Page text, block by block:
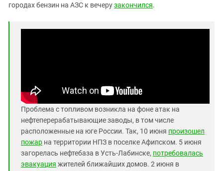
городах бензин на АЗС к вечерузакончился.
Проблема с топливом возникла на фоне атак на
нефтеперерабатывающие заводы, в том числе
расположенные на юге России. Так, 10 июня произошел
пожар на территории НПЗ в поселке Афипском. 5 июня
загорелась нефтебаза в Усть-Лабинске, потребовалась
эвакуация жителей ближайших домов. 2 июня в